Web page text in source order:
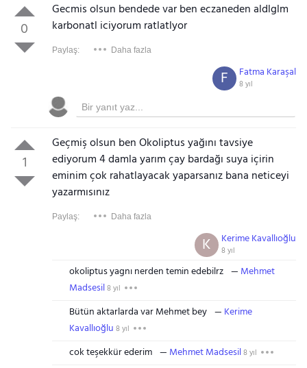
0
Gecmis olsun bendede var ben eczaneden aldlglm
karbonatl iciyorum ratlatlyor
Paylaş: Daha fazla
Fatma Karaşal
8 yıl
F
1
Geçmiş olsun ben Okoliptus yağını tavsiye
ediyorum 4 damla yarım çay bardağı suya içirin
eminim çok rahatlayacak yaparsanız bana neticeyi
yazarmısınız
Paylaş: Daha fazla
Kerime Kavallıoğlu
8 yıl
K
okoliptus yagnı nerden temin edebilrz
Mehmet
Madsesil8 yıl
Bütün aktarlarda var Mehmet bey
Kerime
Kavallıoğlu 8 yıl
cok teşekkür ederim Mehmet Madsesil8 yıl